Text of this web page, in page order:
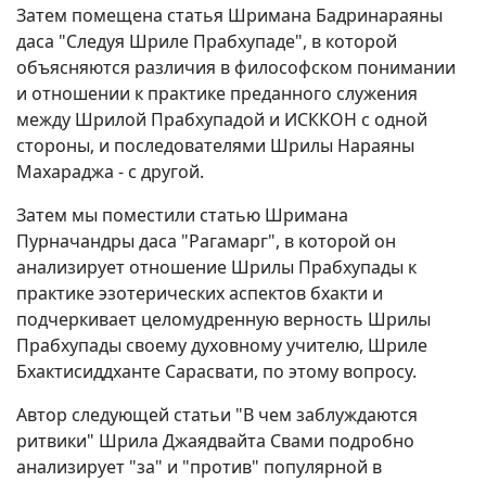
Затем помещена статья Шримана Бадринараяны
даса "Следуя Шриле Прабхупаде", в которой
объясняются различия в философском понимании
и отношении к практике преданного служения
между Шрилой Прабхупадой и ИСККОН с одной
стороны, и последователями Шрилы Нараяны
Махараджа - с другой.
Затем мы поместили статью Шримана
Пурначандры даса "Рагамарг", в которой он
анализирует отношение Шрилы Прабхупады к
практике эзотерических аспектов бхакти и
подчеркивает целомудренную верность Шрилы
Прабхупады своему духовному учителю, Шриле
Бхактисиддханте Сарасвати, по этому вопросу.
Автор следующей статьи "В чем заблуждаются
ритвики" Шрила Джаядвайта Свами подробно
анализирует "за" и "против" популярной в